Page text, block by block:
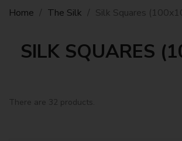
Home The Silk Silk Squares
SILK SQUARES
There are 32 products.